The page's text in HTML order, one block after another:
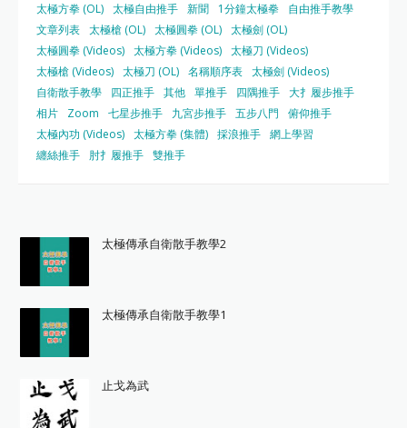
太極方拳 (OL) 太極自由推手 新聞 1分鐘太極拳
自由推手教學
文章列表 太極槍 (OL) 太極圓拳 (OL) 太極劍 (OL)
太極圓拳 (Videos) 太極方拳 (Videos) 太極刀 (Videos)
太極槍 (Videos) 太極刀 (OL) 名稱順序表 太極劍 (Videos)
自衛散手教學
四正推手 其他 單推手 四隅推手 大扌履步推手
相片
Zoom 七星步推手 九宮步推手 五步八門
俯仰推手
太極內功 (Videos) 太極方拳 (集體) 採浪推手 網上學習
纏絲推手
肘扌履推手 雙推手
太極傳承自衛散手教學2
太極傳承自衛散手教學1
止戈為武